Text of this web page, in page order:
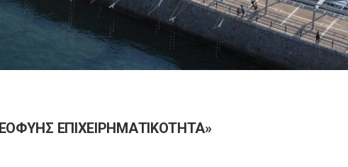
ΕΠΙΧΕΙΡΗΜΑΤΙΚΟΤΗΤΑ»